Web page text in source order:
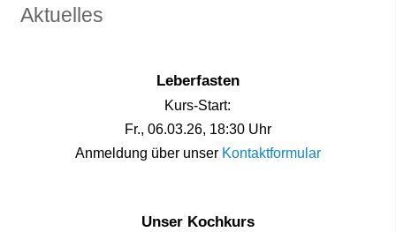
Aktuelles
Leberfasten
Kurs-Start:
Fr., 06.03.26, 18:30 Uhr
Anmeldung über unser Kontaktformular
Unser Kochkurs